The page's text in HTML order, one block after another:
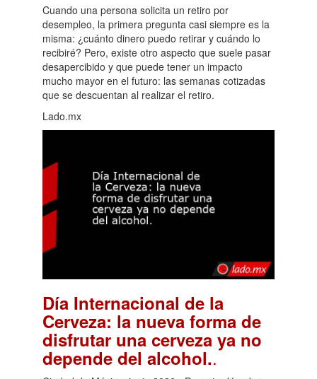
Cuando una persona solicita un retiro por
desempleo, la primera pregunta casi siempre es la
misma: ¿cuánto dinero puedo retirar y cuándo lo
recibiré? Pero, existe otro aspecto que suele pasar
desapercibido y que puede tener un impacto
mucho mayor en el futuro: las semanas cotizadas
que se descuentan al realizar el retiro.
Lado.mx
Día Internacional de la
Cerveza: la nueva forma de
disfrutar una cerveza ya no
depende del alcohol..